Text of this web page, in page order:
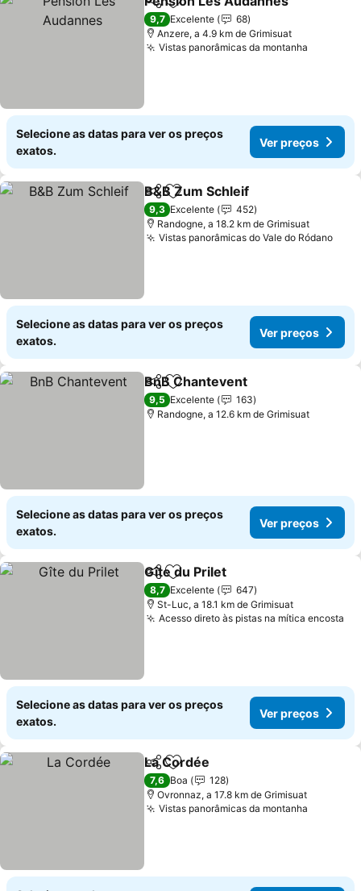
PartilharAdicionar aos favoritos
9,7 Excelente
68
Anzere, a 4.9 km de Grimisuat
Vistas panorâmicas da montanha
Selecione as datas para ver os preços
exatos.
Ver preços
PartilharAdicionar aos favoritos
B&B Zum Schleif
9,3 Excelente
452
Randogne, a 18.2 km de Grimisuat
Vistas panorâmicas do Vale do RódanoVer
Selecione as datas para ver os preços
exatos.
Ver preços
PartilharAdicionar aos favoritos
BnB Chantevent
9,5 Excelente
163
Randogne, a 12.6 km de Grimisuat
Selecione as datas para ver os preços
exatos.
Ver preços
PartilharAdicionar aos favoritos
Gîte du Prilet
8,7 Excelente
647
St-Luc, a 18.1 km de Grimisuat
Acesso direto às pistas na mítica encosta
Selecione as datas para ver os preços
exatos.
Ver preços
PartilharAdicionar aos favoritos
La Cordée
7,6 Boa
128
Ovronnaz, a 17.8 km de Grimisuat
Vistas panorâmicas da montanha